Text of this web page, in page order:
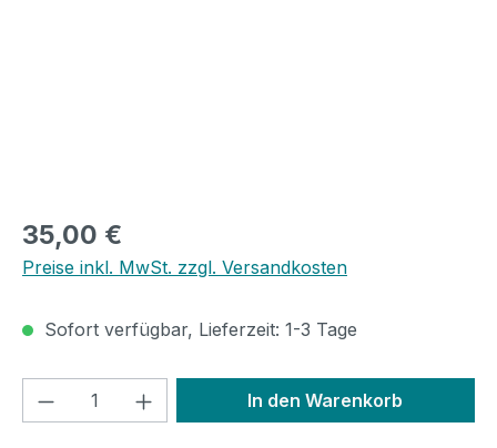
Regulärer Preis:
35,00 €
Preise inkl. MwSt. zzgl. Versandkosten
Sofort verfügbar, Lieferzeit: 1-3 Tage
Produkt Anzahl: Gib denIn den Warenkorb